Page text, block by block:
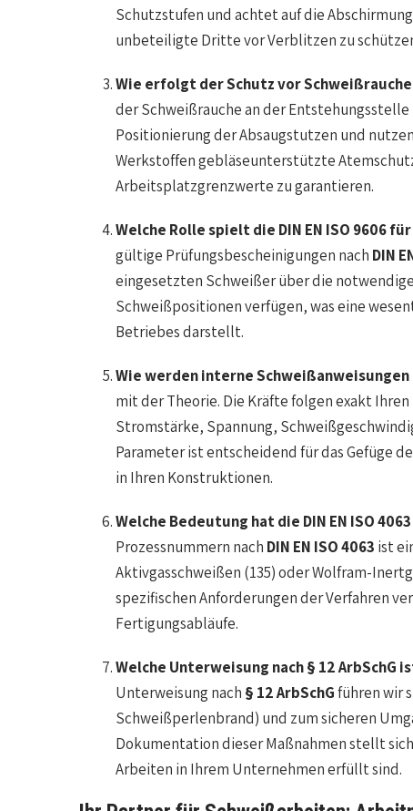
Schutzstufen und achtet auf die
unbeteiligte Dritte vor Verblitzen zu
Wie erfolgt der Schutz vor
der Schweißrauche an der
Positionierung der Absaugstutzen und
Werkstoffen gebläseunterstützte
Arbeitsplatzgrenzwerte zu garantieren.
Welche Rolle spielt die DIN EN ISO 9606
gültige Prüfungsbescheinigungen nach DIN
eingesetzten Schweißer über die
Schweißpositionen verfügen, was eine
Betriebes darstellt.
Wie werden interne
mit der Theorie. Die Kräfte folgen exakt Ihren
Stromstärke, Spannung,
Parameter ist entscheidend für das Gefüge
in Ihren Konstruktionen.
Welche Bedeutung hat die DIN EN ISO
Prozessnummern nach DIN EN ISO 4063 ist
Aktivgasschweißen (135) oder Wolfram-
spezifischen Anforderungen der Verfahren
Fertigungsabläufe.
Welche Unterweisung nach § 12 ArbSchG
Unterweisung nach § 12 ArbSchGführen wir
Schweißperlenbrand) und zum sicheren
Dokumentation dieser Maßnahmen stellt
Arbeiten in Ihrem Unternehmen erfüllt sind.